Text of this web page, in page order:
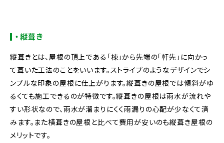
・縦葺き
縦葺きとは、屋根の頂上である「棟」から先端の「軒先」に向かっ
て葺いた工法のことをいいます。ストライプのようなデザインでシ
ンプルな印象の屋根に仕上がります。縦葺きの屋根では傾斜がゆ
るくても施工できるのが特徴です。縦葺きの屋根は雨水が流れや
すい形状なので、雨水が溜まりにくく雨漏りの心配が少なくて済
みます。また横葺きの屋根と比べて費用が安いのも縦葺き屋根の
メリットです。